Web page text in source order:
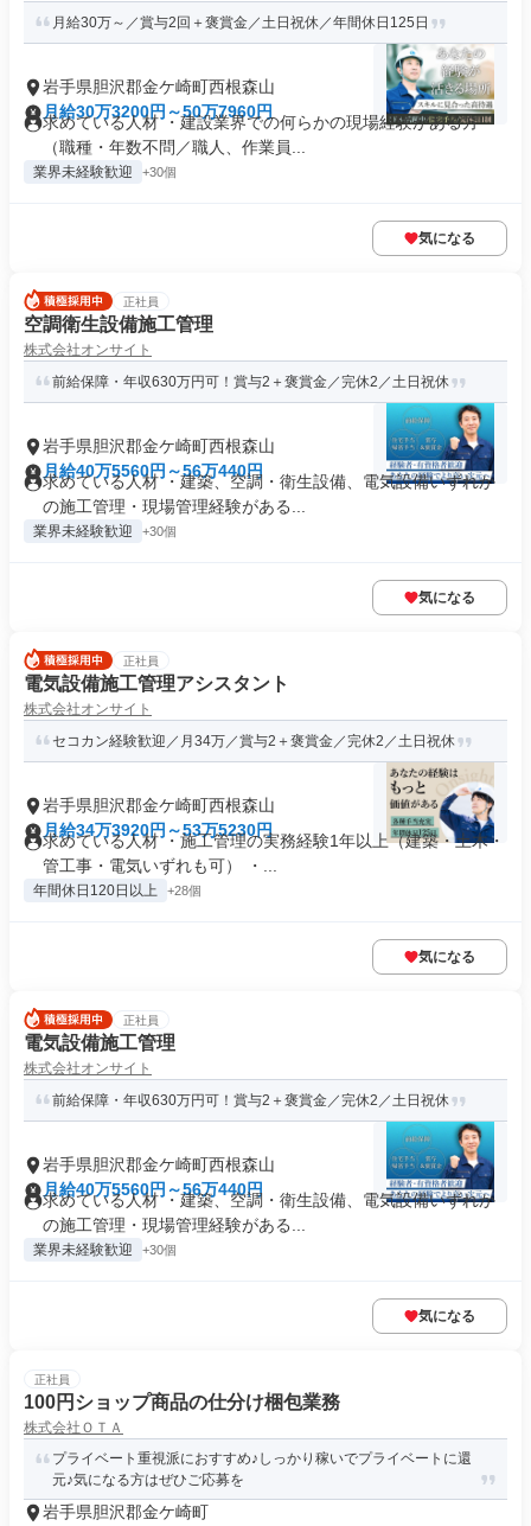
月給30万～／賞与2回＋褒賞金／土日祝休／年間休日125日
岩手県胆沢郡金ケ崎町西根森山
月給30万3200円～50万7960円
求めている人材 ・建設業界での何らかの現場経験がある方
（職種・年数不問／職人、作業員...
業界未経験歓迎 +30個
気になる
正社員
空調衛生設備施工管理
株式会社オンサイト
前給保障・年収630万円可！賞与2＋褒賞金／完休2／土日祝休
岩手県胆沢郡金ケ崎町西根森山
月給40万5560円～56万440円
求めている人材 ・建築、空調・衛生設備、電気設備いずれか
の施工管理・現場管理経験がある...
業界未経験歓迎 +30個
気になる
正社員
電気設備施工管理アシスタント
株式会社オンサイト
セコカン経験歓迎／月34万／賞与2＋褒賞金／完休2／土日祝休
岩手県胆沢郡金ケ崎町西根森山
月給34万3920円～53万5230円
求めている人材 ・施工管理の実務経験1年以上（建築・土木・
管工事・電気いずれも可） ・...
年間休日120日以上 +28個
気になる
正社員
電気設備施工管理
株式会社オンサイト
前給保障・年収630万円可！賞与2＋褒賞金／完休2／土日祝休
岩手県胆沢郡金ケ崎町西根森山
月給40万5560円～56万440円
求めている人材 ・建築、空調・衛生設備、電気設備いずれか
の施工管理・現場管理経験がある...
業界未経験歓迎 +30個
気になる
正社員
100円ショップ商品の仕分け梱包業務
株式会社ＯＴＡ
プライベート重視派におすすめ♪しっかり稼いでプライベートに還
元♪気になる方はぜひご応募を
岩手県胆沢郡金ケ崎町